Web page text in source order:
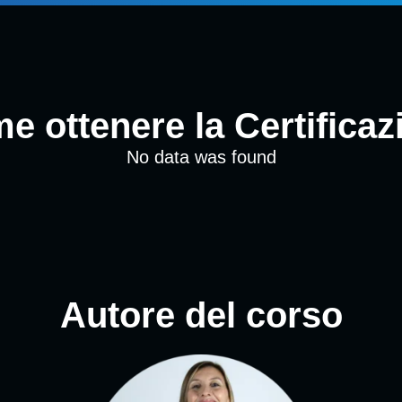
ottenere la
No data was found
Autore del corso